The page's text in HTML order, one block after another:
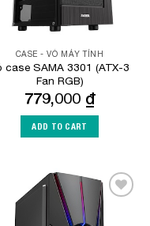
CASE - VỎ MÁY TÍNH
case SAMA 3301 (ATX-3
Fan RGB)
779,000 ₫
ADD TO CART
Add to
Wishlist